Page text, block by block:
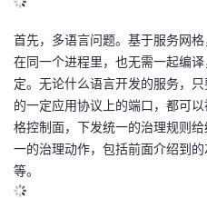
首先，多语言问题。基于服务网
在同一个进程里，也无需一起编
定。无论什么语言开发的服务，
的一定应用协议上的端口，都可
格控制面，下发统一的治理规则
一的治理动作，包括前面介绍到
等。